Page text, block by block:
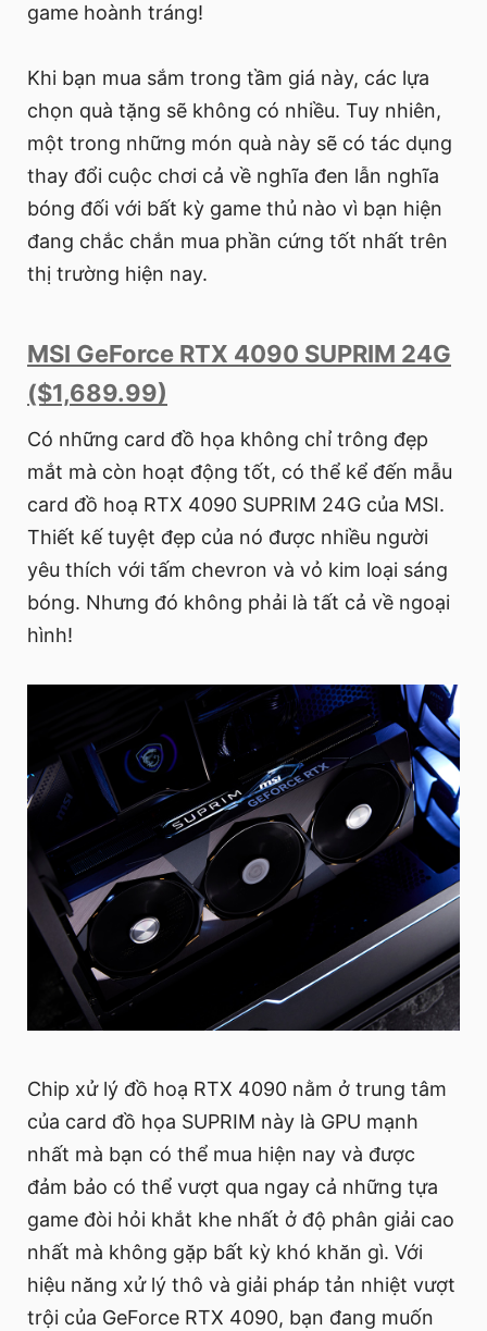
game hoành tráng!
Khi bạn mua sắm trong tầm giá này, các lựa
chọn quà tặng sẽ không có nhiều. Tuy nhiên,
một trong những món quà này sẽ có tác dụng
thay đổi cuộc chơi cả về nghĩa đen lẫn nghĩa
bóng đối với bất kỳ game thủ nào vì bạn hiện
đang chắc chắn mua phần cứng tốt nhất trên
thị trường hiện nay.
MSI GeForce RTX 4090 SUPRIM 24G
($1,689.99)
Có những card đồ họa không chỉ trông đẹp
mắt mà còn hoạt động tốt, có thể kể đến mẫu
card đồ hoạ RTX 4090 SUPRIM 24G của MSI.
Thiết kế tuyệt đẹp của nó được nhiều người
yêu thích với tấm chevron và vỏ kim loại sáng
bóng. Nhưng đó không phải là tất cả về ngoại
hình!
Chip xử lý đồ hoạ RTX 4090 nằm ở trung tâm
của card đồ họa SUPRIM này là GPU mạnh
nhất mà bạn có thể mua hiện nay và được
đảm bảo có thể vượt qua ngay cả những tựa
game đòi hỏi khắt khe nhất ở độ phân giải cao
nhất mà không gặp bất kỳ khó khăn gì. Với
hiệu năng xử lý thô và giải pháp tản nhiệt vượt
trội của GeForce RTX 4090, bạn đang muốn